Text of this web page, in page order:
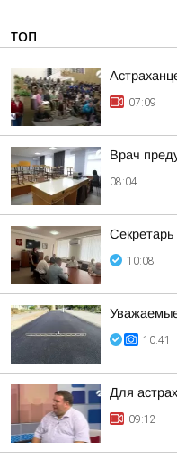
ТОП
07:09
Врач
08:04
10:08
10:41
Для
09:12